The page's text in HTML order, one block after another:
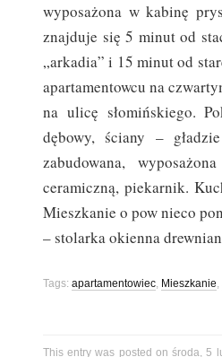
wyposażona w kabinę
znajduje się 5 minut od
„arkadia” i 15 minut od
apartamentowcu na
na ulicę słomińskiego.
dębowy, ściany –
zabudowana,
ceramiczną, piekarnik.
Mieszkanie o pow nieco
– stolarka okienna
Tags: apartamentowiec, Mieszkanie,
This entry was posted on środa, 5